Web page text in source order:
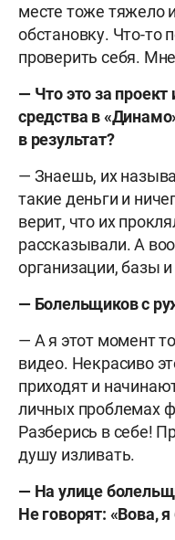
месте тоже тяжело
обстановку. Что-то
проверить себя.
— Что это за
средства в
в результат?
— Знаешь, их
такие деньги и
верит, что их
рассказывали. А
организации, базы
— Болельщиков с
— А я этот момент
видео. Некрасиво
приходят и
личных проблемах
Разберись в себе!
душу изливать.
— На улице
Не говорят: «Вова,